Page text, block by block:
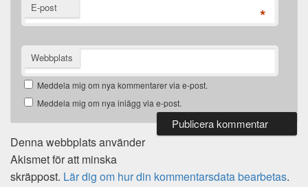
E-post *
Webbplats
Meddela mig om nya kommentarer via e-post.
Meddela mig om nya inlägg via e-post.
Denna webbplats använder
Akismet för att minska
skräppost. Lär dig om hur din kommentarsdata bearbetas.